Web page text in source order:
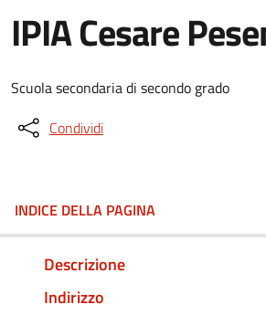
IPIA Cesare
Scuola secondaria di secondo grado
Condividi
INDICE DELLA PAGINA
Descrizione
Indirizzo